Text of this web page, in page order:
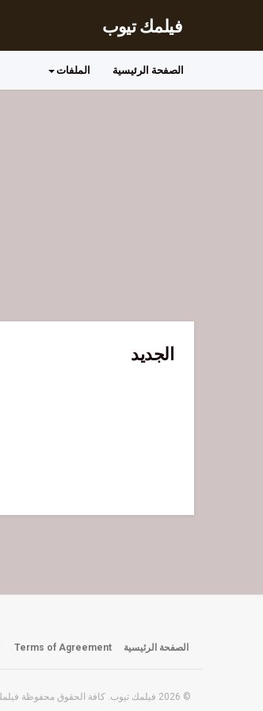
فيلمك تيوب
الصفحة الرئيسية الملفات
الجديد
الصفحة الرئيسية Terms of Agreement
© 2026 فيلمك تيوب. كافة الحقوق محفوظة فيلمك تيوب created with